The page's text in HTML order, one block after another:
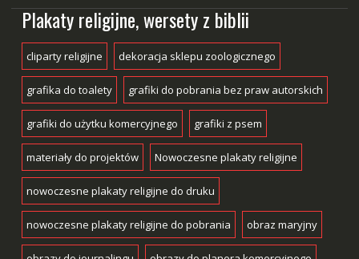
Plakaty religijne, wersety z biblii
cliparty religijne dekoracja sklepu zoologicznego
grafika do toalety grafiki do pobrania bez praw autorskich
grafiki do użytku komercyjnego grafiki z psem
materiały do projektów Nowoczesne plakaty religijne
nowoczesne plakaty religijne do druku
nowoczesne plakaty religijne do pobrania obraz maryjny